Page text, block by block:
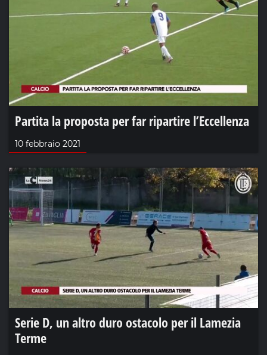
Partita la proposta per far ripartire l’Eccellenza
10 febbraio 2021
Serie D, un altro duro ostacolo per il Lamezia
Terme